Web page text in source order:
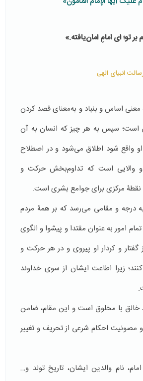
بر تو؛ ای امامِ امان‌‌یافته.»
انبیای الهی
معنی اساس و بنیاد و به‌معنای قصد کردن
است؛ سپس به هر چیز که انسان به آن
واقع شود اطلاق می‌شود و در اصطلاح
والایی است که تداوم‌بخش حرکت و
نقطۀ مرکزی برای جوامع بشری است.
درجه و مقامی می‌رسد که بر همۀ مردم
امور به عنوان مقتدا و پیشوا و الگوی
و کردار او پیروی و در هر حرکت و
زیرا اطاعت ایشان از سوی خداوند
خالق با مخلوق است و این مقام، ضامن
و مصونیت احکام شرعی از تحریف و تغییر
نام والدین ایشان، تاریخ تولد و…